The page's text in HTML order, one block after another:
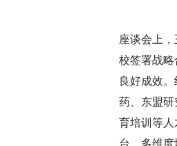
座谈会上
校签署战
良好成效
药、东盟
育培训等
台，多维度